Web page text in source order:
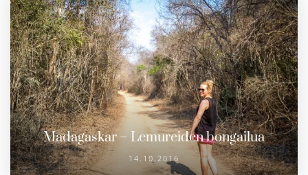
Madagaskar – Lemureiden bongailua
14.10.2016